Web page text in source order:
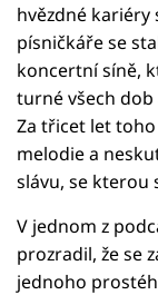
hvězdné kariéry
písničkáře se
koncertní síně,
turné všech
Za třicet let
melodie a
slávu, se kterou
V jednom z
prozradil, že se
jednoho